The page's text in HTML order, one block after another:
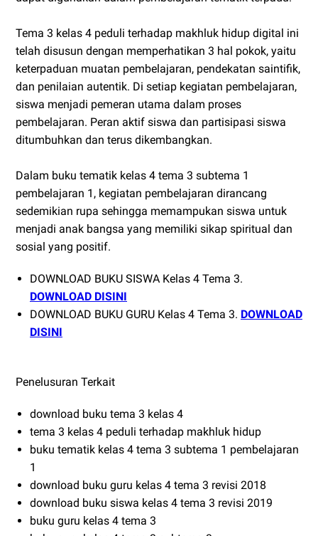
Tema 3 kelas 4 peduli terhadap makhluk hidup digital ini
telah disusun dengan memperhatikan 3 hal pokok, yaitu
keterpaduan muatan pembelajaran, pendekatan saintifik,
dan penilaian autentik. Di setiap kegiatan pembelajaran,
siswa menjadi pemeran utama dalam proses
pembelajaran. Peran aktif siswa dan partisipasi siswa
ditumbuhkan dan terus dikembangkan.
Dalam buku tematik kelas 4 tema 3 subtema 1
pembelajaran 1, kegiatan pembelajaran dirancang
sedemikian rupa sehingga memampukan siswa untuk
menjadi anak bangsa yang memiliki sikap spiritual dan
sosial yang positif.
DOWNLOAD BUKU SISWA Kelas 4 Tema 3.
DOWNLOAD DISINI
DOWNLOAD BUKU GURU Kelas 4 Tema 3. DOWNLOAD
DISINI
Penelusuran Terkait
download buku tema 3 kelas 4
tema 3 kelas 4 peduli terhadap makhluk hidup
buku tematik kelas 4 tema 3 subtema 1 pembelajaran
1
download buku guru kelas 4 tema 3 revisi 2018
download buku siswa kelas 4 tema 3 revisi 2019
buku guru kelas 4 tema 3